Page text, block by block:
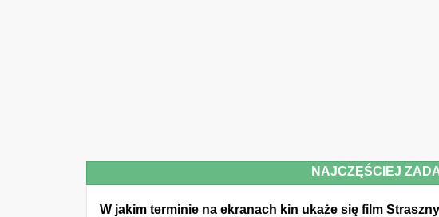
NAJCZĘŚCIEJ
W jakim terminie na ekranach kin ukaże się film